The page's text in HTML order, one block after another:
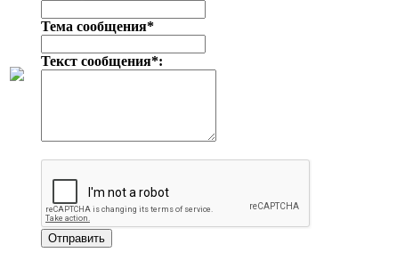
Тема сообщения*
Текст сообщения*: